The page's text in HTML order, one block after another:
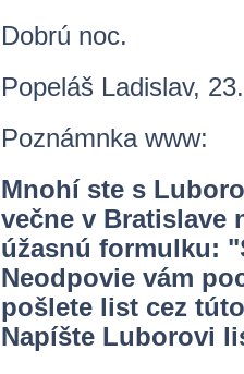
Dobrú noc.
Popeláš Ladislav,
Poznámnka www:
Mnohí ste s
večne v Bratislave
úžasnú formulku:
Neodpovie vám
pošlete list cez
Napíšte Luborovi